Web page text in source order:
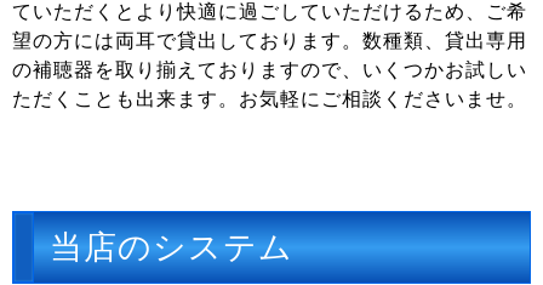
ていただくとより快適に過ごしていただけるため、ご希
望の方には両耳で貸出しております。数種類、貸出専用
の補聴器を取り揃えておりますので、いくつかお試しい
ただくことも出来ます。お気軽にご相談くださいませ。
当店のシステム